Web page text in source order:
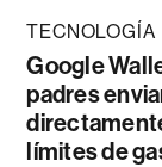
TECNOLOGÍA
Google
padres
límites de